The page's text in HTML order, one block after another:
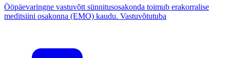
Ööpäevaringne vastuvõtt sünnitusosakonda toimub erakorralise
meditsiini osakonna (EMO) kaudu. Vastuvõtutuba